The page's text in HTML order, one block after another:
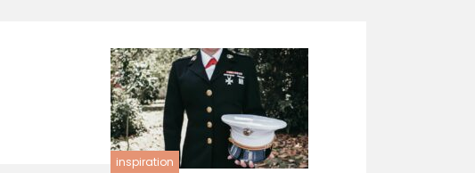
inspiration